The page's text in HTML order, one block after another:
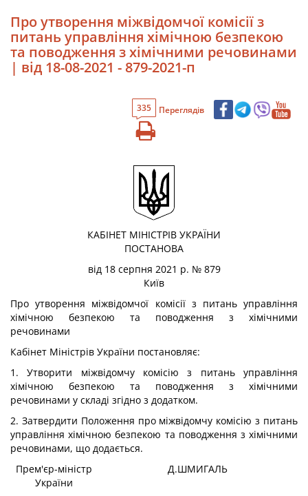
Про утворення міжвідомчої комісії з
питань управління хімічною безпекою
та поводження з хімічними речовинами
| від 18-08-2021 - 879-2021-п
335 Переглядів
КАБІНЕТ МІНІСТРІВ УКРАЇНИ
ПОСТАНОВА
від 18 серпня 2021 р. № 879
Київ
Про утворення міжвідомчої комісії з питань управління
хімічною безпекою та поводження з хімічними
речовинами
Кабінет Міністрів України постановляє:
1. Утворити міжвідомчу комісію з питань управління
хімічною безпекою та поводження з хімічними
речовинами у складі згідно з додатком.
2. Затвердити Положення про міжвідомчу комісію з питань
управління хімічною безпекою та поводження з хімічними
речовинами, що додається.
Прем'єр-міністр
України
Д.ШМИГАЛЬ